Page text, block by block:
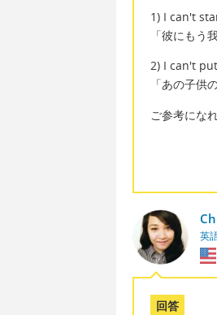
1) I can't
「彼にもう
2) I can't
「あの子供
ご参考にな
英
回答